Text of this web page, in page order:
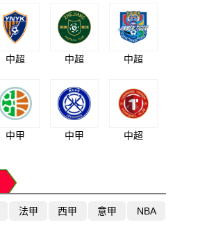
中超 中超 中超
中甲 中甲 中超
法甲 西甲 意甲 NBA